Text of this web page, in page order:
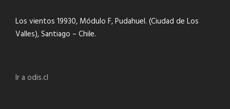
Los vientos 19930, Módulo F, Pudahuel. (Ciudad de Los
Valles), Santiago – Chile.
Ir a odis.cl